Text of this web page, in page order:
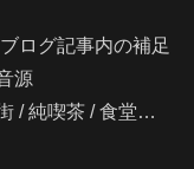
ブログ記事内の補足
源
/ 純喫茶 / 食堂…